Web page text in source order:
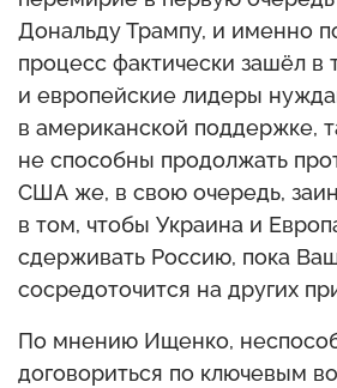
Дональду Трампу, и именно
процесс фактически зашёл в
и европейские лидеры
в американской поддержке,
не способны продолжать
США же, в свою очередь,
в том, чтобы Украина и
сдерживать Россию, пока
сосредоточится на других
По мнению Ищенко,
договориться по ключевым